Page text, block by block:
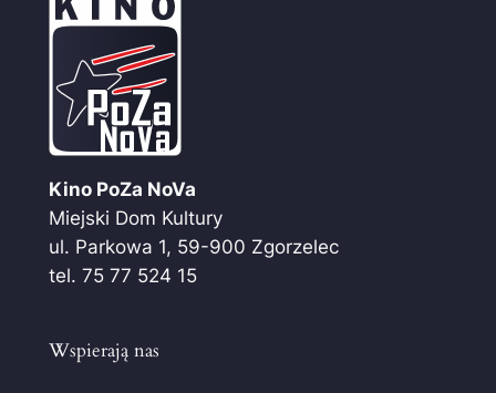
Kino PoZa NoVa
Miejski Dom Kultury
ul. Parkowa 1, 59-900 Zgorzelec
tel. 75 77 524 15
Wspierają nas